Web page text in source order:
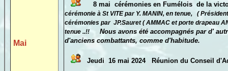
Mai
8 mai cérémonies en Fumélois de la
cérémonie à St VITE par Y. MANIN, en tenue, (
cérémonies par JP.Sauret ( AMMAC et porte drapeau
tenue ..!!
Nous avons été accompagnés par d'
d'anciens combattants, comme d'habitude.
Jeudi 16 mai 2024 Réunion du Conseil